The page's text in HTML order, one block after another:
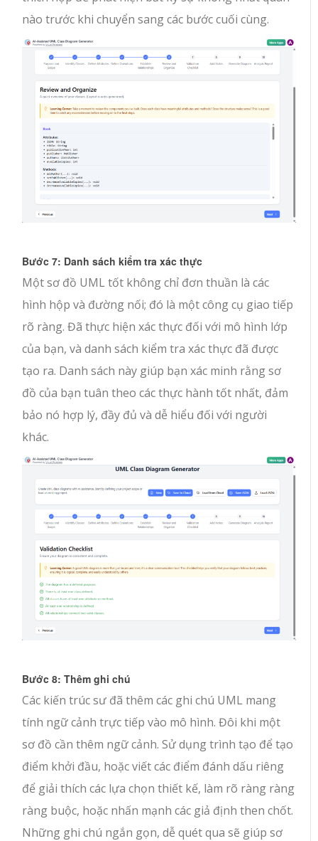
nào trước khi chuyển sang các bước cuối cùng.
Bước 7: Danh sách kiểm tra xác thực
Một sơ đồ UML tốt không chỉ đơn thuần là các
hình hộp và đường nối; đó là một công cụ giao tiếp
rõ ràng. Đã thực hiện xác thực đối với mô hình lớp
của bạn, và danh sách kiểm tra xác thực đã được
tạo ra. Danh sách này giúp bạn xác minh rằng sơ
đồ của bạn tuân theo các thực hành tốt nhất, đảm
bảo nó hợp lý, đầy đủ và dễ hiểu đối với người
khác.
Bước 8: Thêm ghi chú
Các kiến trúc sư đã thêm các ghi chú UML mang
tính ngữ cảnh trực tiếp vào mô hình. Đôi khi một
sơ đồ cần thêm ngữ cảnh. Sử dụng trình tạo để tạo
điểm khởi đầu, hoặc viết các điểm đánh dấu riêng
để giải thích các lựa chọn thiết kế, làm rõ ràng ràng
ràng buộc, hoặc nhấn mạnh các giả định then chốt.
Những ghi chú ngắn gọn, dễ quét qua sẽ giúp sơ